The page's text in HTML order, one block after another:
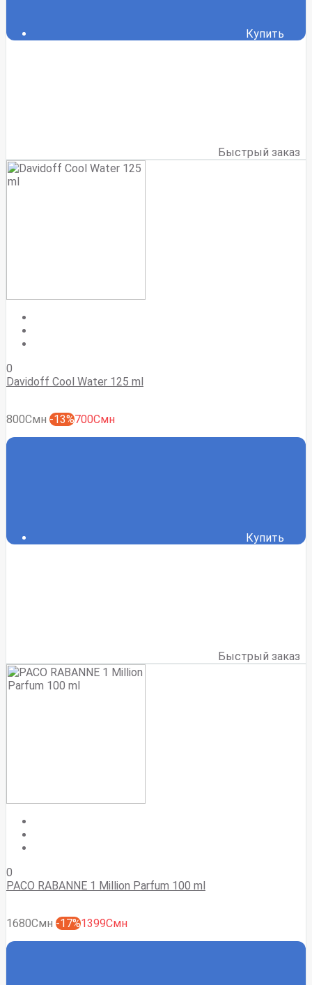
Купить
Быстрый заказ
0
Davidoff Cool Water 125 ml
800Смн -13%700Смн
Купить
Быстрый заказ
0
PACO RABANNE 1 Million Parfum 100 ml
1680Смн -17%1399Смн